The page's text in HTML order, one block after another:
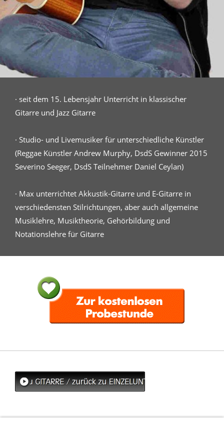
· seit dem 15. Lebensjahr Unterricht in klassischer
Gitarre und Jazz Gitarre
· Studio- und Livemusiker für unterschiedliche Künstler
(Reggae Künstler Andrew Murphy, DsdS Gewinner 2015
Severino Seeger, DsdS Teilnehmer Daniel Ceylan)
· Max unterrichtet Akkustik-Gitarre und E-Gitarre in
verschiedensten Stilrichtungen, aber auch allgemeine
Musiklehre, Musiktheorie, Gehörbildung und
Notationslehre für Gitarre